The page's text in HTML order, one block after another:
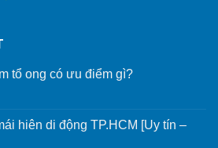
tổ ong có ưu điểm gì?
hiên di động TP.HCM [Uy tín –